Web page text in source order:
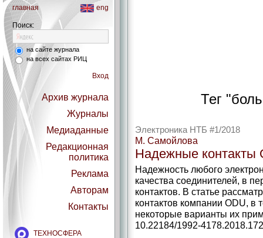
главная eng
Поиск:
на сайте журнала
на всех сайтах РИЦ
Вход
Архив журнала
Журналы
Медиаданные
Редакционная
политика
Реклама
Авторам
Контакты
ТЕХНОСФЕРА
Тег
Электроника НТБ #1/2018
М. Самойлова
Надежные контакты
Надежность любого
качества соединителей, в
контактов. В статье
контактов компании ODU, в
некоторые варианты их
10.22184/1992-